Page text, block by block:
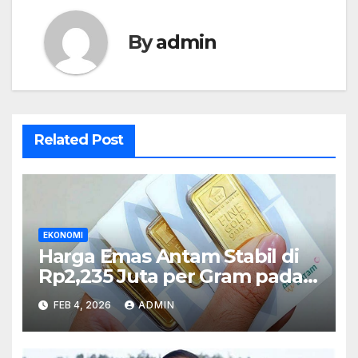
Byadmin
Related Post
EKONOMI
Harga Emas Antam Stabil di
Rp2,235 Juta per Gram pada
Jumat Ini
FEB 4, 2026 ADMIN